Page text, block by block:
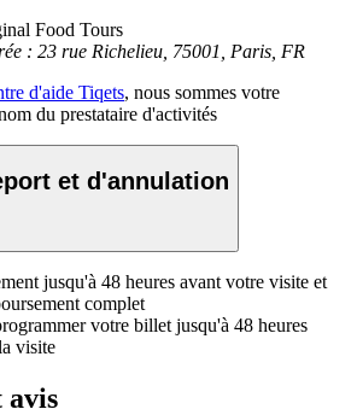
Food Tours
: 23 rue Richelieu, 75001, Paris, FR
d'aide Tiqets, nous sommes votre
du prestataire d'activités
et d'annulation
jusqu'à 48 heures avant votre visite et
complet
votre billet jusqu'à 48 heures
visite
avis